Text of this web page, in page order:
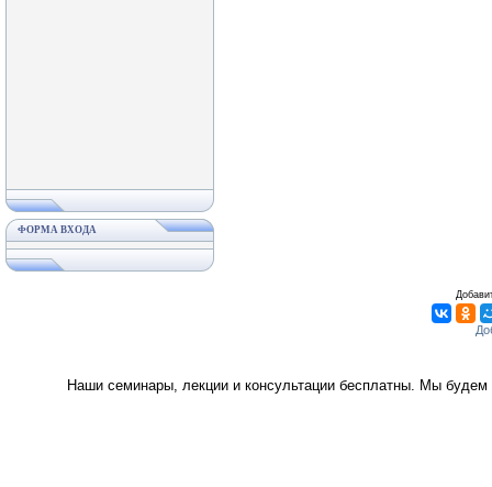
ФОРМА ВХОДА
Наши семинары, лекции и консультации бесплатны. Мы